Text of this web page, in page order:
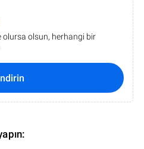
olursa olsun, herhangi bir